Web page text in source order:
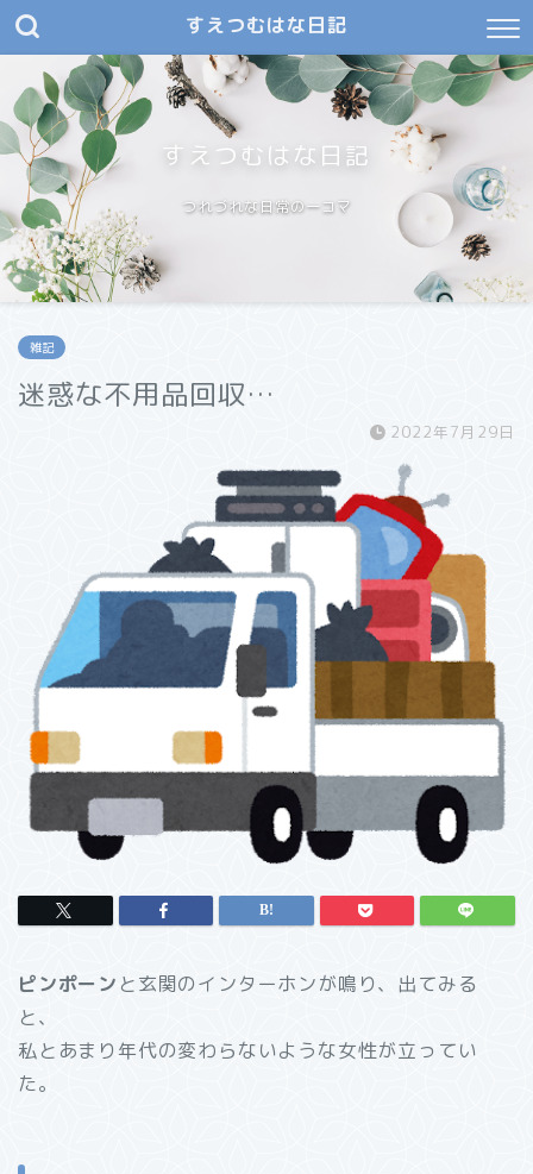
すえつむはな日記
すえつむはな日記
つれづれな日常の一コマ
雑記
迷惑な不用品回収…
2022年7月29日
ピンポーンと玄関のインターホンが鳴り、出てみる
と、
私とあまり年代の変わらないような女性が立ってい
た。